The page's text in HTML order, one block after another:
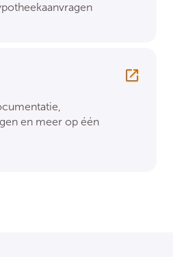
en meer op één